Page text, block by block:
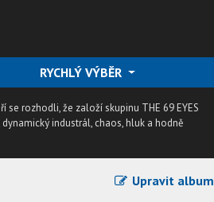
RYCHLÝ VÝBĚR
rozhodli, že založí skupinu THE 69 EYES
industrál, chaos, hluk a hodně
Upravit album